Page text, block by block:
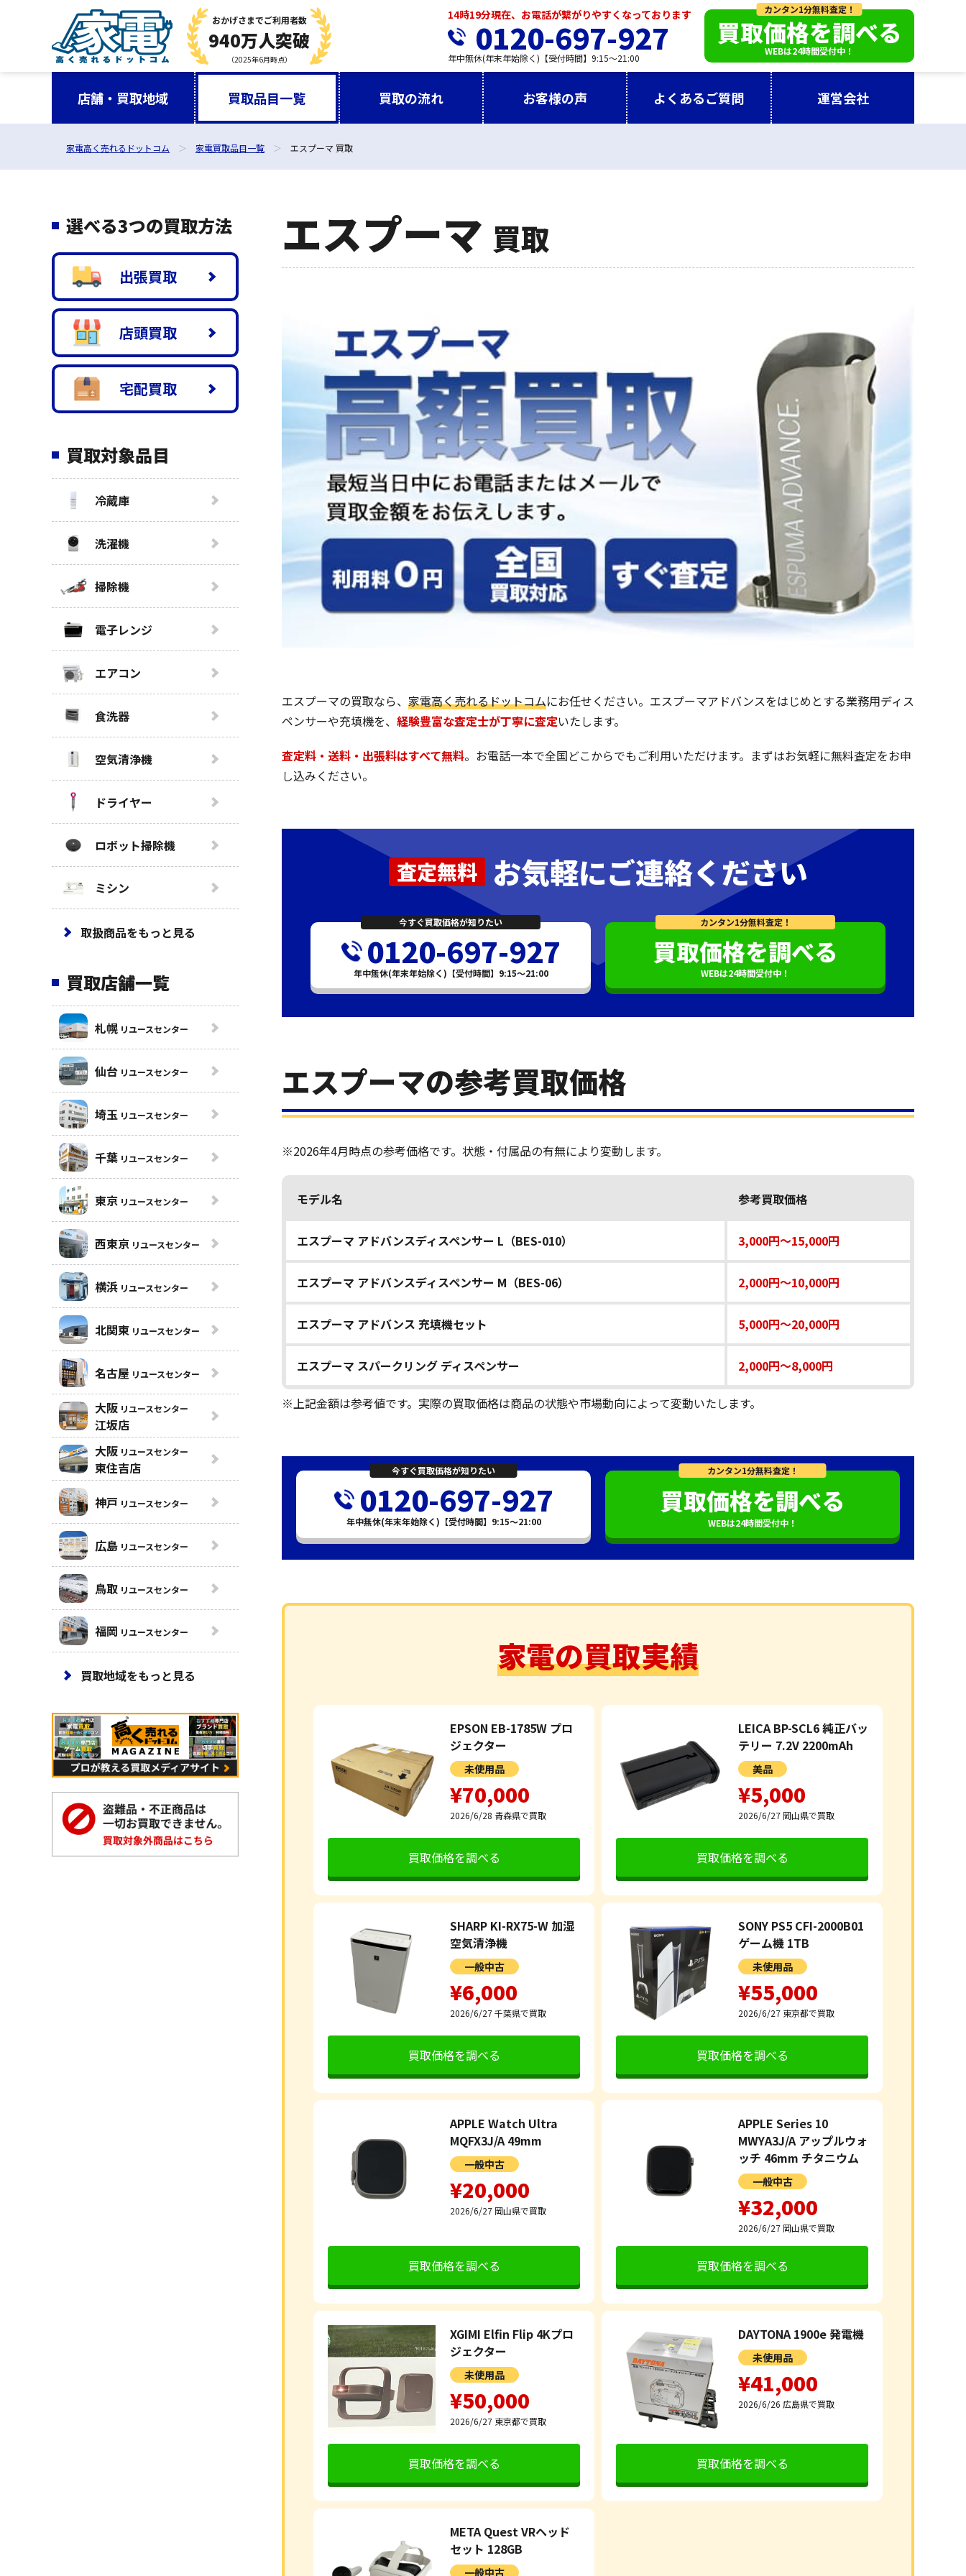
おかげさまでご利用者数
940万人突破
（2025年6月時点）
14時19分現在、お電話が繋がりやすくなっております
0120-697-927
年中無休(年末年始除く)【受付時間】9:15～21:00
カンタン1分無料査定！
買取価格を調べる
WEBは24時間受付中！
店舗・買取地域 買取品目一覧 買取の流れ お客様の声 よくあるご質問 運営会社
家電高く売れるドットコム 家電買取品目一覧 エスプーマ 買取
エスプーマ 買取
エスプーマの買取なら、 家電高く売れるドットコムにお任せください。エスプーマアドバンスをはじめとする業務用ディス
ペンサーや充填機を、 経験豊富な査定士が丁寧に査定いたします。
査定料・送料・出張料はすべて無料。お電話一本で全国どこからでもご利用いただけます。まずはお気軽に無料査定をお申
し込みください。
査定無料 お気軽にご連絡ください
今すぐ買取価格が知りたい
0120-697-927
年中無休(年末年始除く)【受付時間】9:15～21:00
カンタン1分無料査定！
買取価格を調べる
WEBは24時間受付中！
エスプーマの参考買取価格
※2026年4月時点の参考価格です。状態・付属品の有無により変動します。
モデル名 参考買取価格
エスプーマ アドバンスディスペンサー L（BES-010） 3,000円～15,000円
エスプーマ アドバンスディスペンサー M（BES-06） 2,000円～10,000円
エスプーマ アドバンス 充填機セット 5,000円～20,000円
エスプーマ スパークリング ディスペンサー 2,000円～8,000円
※上記金額は参考値です。実際の買取価格は商品の状態や市場動向によって変動いたします。
今すぐ買取価格が知りたい
0120-697-927
年中無休(年末年始除く)【受付時間】9:15～21:00
カンタン1分無料査定！
買取価格を調べる
WEBは24時間受付中！
家電の買取実績
EPSON EB-1785W プロ
ジェクター
未使用品
¥70,000
2026/6/28 青森県で買取
買取価格を調べる
LEICA BP-SCL6 純正バッ
テリー 7.2V 2200mAh
美品
¥5,000
2026/6/27 岡山県で買取
買取価格を調べる
SHARP KI-RX75-W 加湿
空気清浄機
一般中古
¥6,000
2026/6/27千葉県で買取
買取価格を調べる
SONY PS5 CFI-2000B01
ゲーム機 1TB
未使用品
¥55,000
2026/6/27 東京都で買取
買取価格を調べる
APPLE Watch Ultra
MQFX3J/A 49mm
一般中古
¥20,000
2026/6/27 岡山県で買取
買取価格を調べる
APPLE Series 10
MWYA3J/A アップルウォ
ッチ 46mm チタニウム
一般中古
¥32,000
2026/6/27 岡山県で買取
買取価格を調べる
XGIMI Elfin Flip 4Kプロ
ジェクター
未使用品
¥50,000
2026/6/27 東京都で買取
買取価格を調べる
DAYTONA 1900e 発電機
未使用品
¥41,000
2026/6/26 広島県で買取
買取価格を調べる
META Quest VRヘッド
セット 128GB
一般中古
選べる3つの買取方法
出張買取
店頭買取
宅配買取
買取対象品目
冷蔵庫
洗濯機
掃除機
電子レンジ
エアコン
食洗器
空気清浄機
ドライヤー
ロボット掃除機
ミシン
取扱商品をもっと見る
買取店舗一覧
札幌 リユースセンター
仙台 リユースセンター
埼玉 リユースセンター
千葉 リユースセンター
東京 リユースセンター
西東京 リユースセンター
横浜 リユースセンター
北関東 リユースセンター
名古屋 リユースセンター
大阪 リユースセンター
江坂店
大阪 リユースセンター
東住吉店
神戸 リユースセンター
広島 リユースセンター
鳥取 リユースセンター
福岡 リユースセンター
買取地域をもっと見る